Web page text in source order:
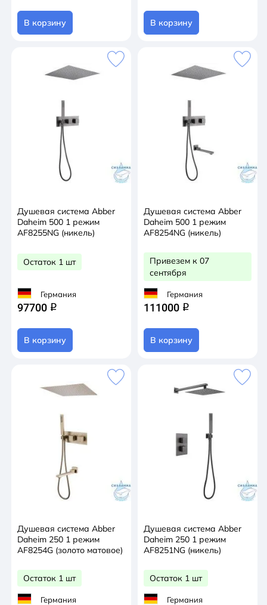
В корзину В корзину
Душевая система Abber
Daheim 500 1 режим
AF8255NG (никель)
Остаток 1 шт
Германия
97700 q
В корзину
Душевая система Abber
Daheim 500 1 режим
AF8254NG (никель)
Привезем к 07
сентября
Германия
111000 q
В корзину
Душевая система Abber
Daheim 250 1 режим
AF8254G (золото матовое)
Остаток 1 шт
Германия
Душевая система Abber
Daheim 250 1 режим
AF8251NG (никель)
Остаток 1 шт
Германия